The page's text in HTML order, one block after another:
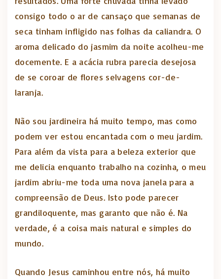
consigo todo o ar de cansaço que semanas de
seca tinham infligido nas folhas da caliandra. O
aroma delicado do jasmim da noite acolheu-me
docemente. E a acácia rubra parecia desejosa
de se coroar de flores selvagens cor-de-
laranja.
Não sou jardineira há muito tempo, mas como
podem ver estou encantada com o meu jardim.
Para além da vista para a beleza exterior que
me delicia enquanto trabalho na cozinha, o meu
jardim abriu-me toda uma nova janela para a
compreensão de Deus. Isto pode parecer
grandiloquente, mas garanto que não é. Na
verdade, é a coisa mais natural e simples do
mundo.
Quando Jesus caminhou entre nós, há muito